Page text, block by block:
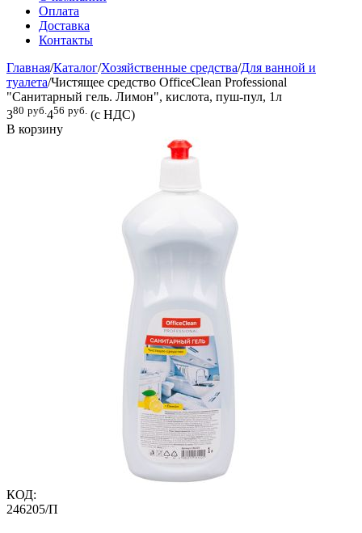
Оплата
Доставка
Контакты
Главная/Каталог/Хозяйственные средства/Для ванной и
туалета/Чистящее средство OfficeClean Professional
"Санитарный гель. Лимон", кислота, пуш-пул, 1л
380 руб.456 руб. (с НДС)
В корзину
КОД:
246205/П